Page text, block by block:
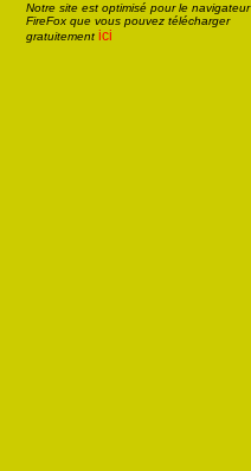
Notre site est optimisé pour le navigateur
FireFox que vous pouvez télécharger
gratuitement ici